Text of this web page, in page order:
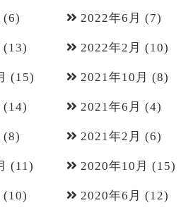
(6) 2022年6月 (7)
(13) 2022年2月 (10)
(15) 2021年10月 (8)
(14) 2021年6月 (4)
(8) 2021年2月 (6)
(11) 2020年10月 (15)
(10) 2020年6月 (12)